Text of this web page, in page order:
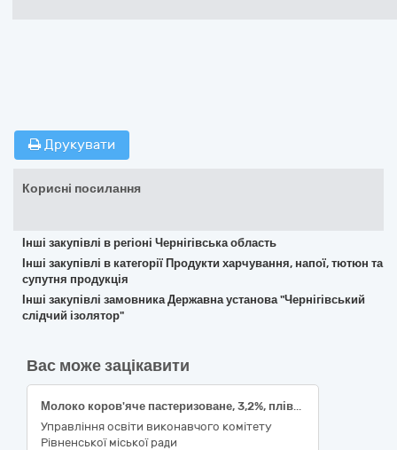
Друкувати
Корисні посилання
Інші закупівлі в регіоні Чернігівська область
Інші закупівлі в категорії Продукти харчування, напої, тютюн та
супутня продукція
Інші закупівлі замовника Державна установа "Чернігівський
слідчий ізолятор"
Вас може зацікавити
Молоко коров'яче пастеризоване, 3,2%, плівка поліетиленова, ДСТУ 2661, 900-1000г
Управління освіти виконавчого комітету
Рівненської міської ради